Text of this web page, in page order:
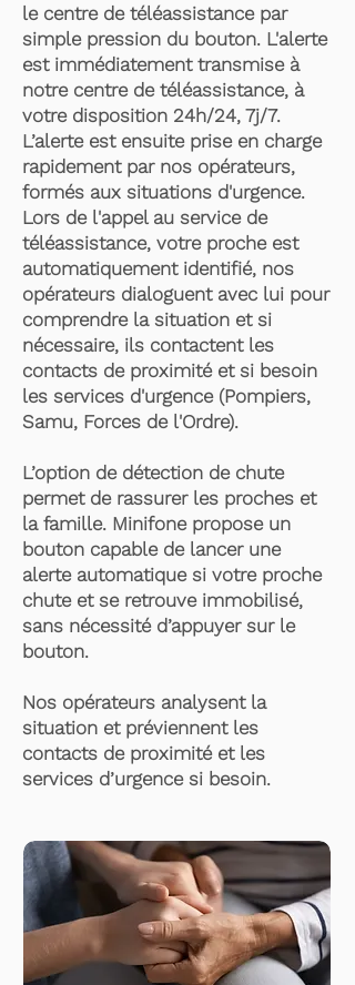
le centre de téléassistance par
simple pression du bouton. L'alerte
est immédiatement transmise à
notre centre de téléassistance, à
votre disposition 24h/24, 7j/7.
L’alerte est ensuite prise en charge
rapidement par nos opérateurs,
formés aux situations d'urgence.
Lors de l'appel au service de
téléassistance, votre proche est
automatiquement identifié, nos
opérateurs dialoguent avec lui pour
comprendre la situation et si
nécessaire, ils contactent les
contacts de proximité et si besoin
les services d'urgence (Pompiers,
Samu, Forces de l'Ordre).
L’option de détection de chute
permet de rassurer les proches et
la famille. Minifone propose un
bouton capable de lancer une
alerte automatique si votre proche
chute et se retrouve immobilisé,
sans nécessité d’appuyer sur le
bouton.
Nos opérateurs analysent la
situation et préviennent les
contacts de proximité et les
services d’urgence si besoin.